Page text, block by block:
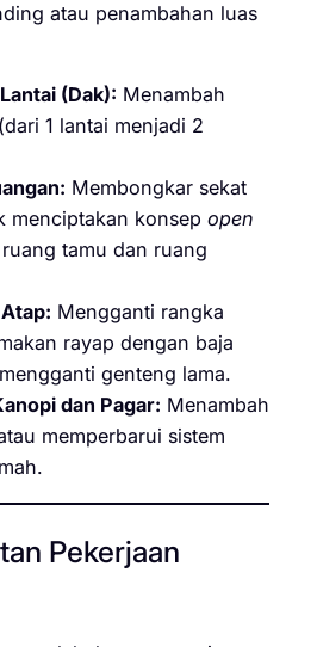
atau penambahan luas
(Dak): Menambah
1 lantai menjadi 2
Membongkar sekat
menciptakan konsep open
tamu dan ruang
Mengganti rangka
rayap dengan baja
genteng lama.
dan Pagar: Menambah
memperbarui sistem
Pekerjaan